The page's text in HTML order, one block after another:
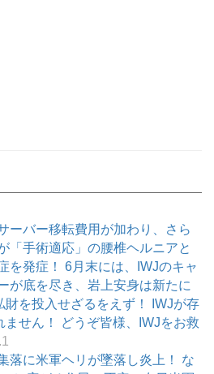
ーバー移転費用が加わり、さら
「手術適応」の腰椎ヘルニアと
を発症！ 6月末には、IWJのキャ
が底を尽き、岩上安身は新たに
財を投入せざるをえず！ IWJが存
せん！ どうぞ皆様、IWJをお救
落に米軍ヘリが墜落し炎上！ な